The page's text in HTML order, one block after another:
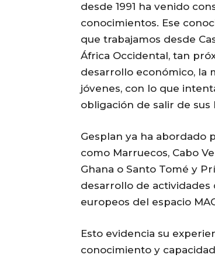
desde 1991 ha venido
conocimientos. Ese
que trabajamos desde
África Occidental, tan
desarrollo económico, la
jóvenes, con lo que
obligación de salir de sus
Gesplan ya ha abordado
como Marruecos, Cabo
Ghana o Santo Tomé y
desarrollo de
europeos del espacio
Esto evidencia su
conocimiento y